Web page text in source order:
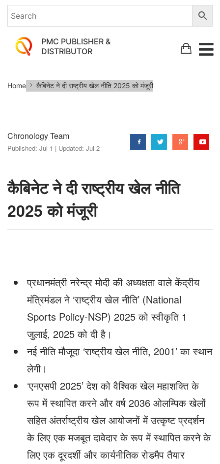
PMC PUBLISHER &
DISTRIBUTOR
कैबिनेट
खेल
नीति
को
मंजूरी
Home कैबिनेट ने दी राष्ट्रीय खेल नीति 2025 को मंजूरी
Chronology Team
Published: Jul 1 | Updated: Jul 2
कैबिनेट ने दी राष्ट्रीय खेल नीति
2025 को मंजूरी
प्रधानमंत्री नरेन्द्र मोदी की अध्यक्षता वाले केंद्रीय
मंत्रिमंडल ने ‘राष्ट्रीय खेल नीति’ (National
Sports Policy-NSP) 2025 को स्‍वीकृति 1
जुलाई, 2025 को दी है।
नई नीति मौजूदा ‘राष्ट्रीय खेल नीति, 2001’ का स्थान
लेगी।
‘एनएसपी 2025’ देश को वैश्विक खेल महाशक्ति के
रूप में स्थापित करने और वर्ष 2036 ओलम्पिक खेलों
सहित अंतर्राष्ट्रीय खेल आयोजनों में उत्कृष्ट प्रदर्शन
के लिए एक मजबूत दावेदार के रूप में स्थापित करने के
लिए एक दूरदर्शी और कार्यनीतिक रोडमैप तैयार